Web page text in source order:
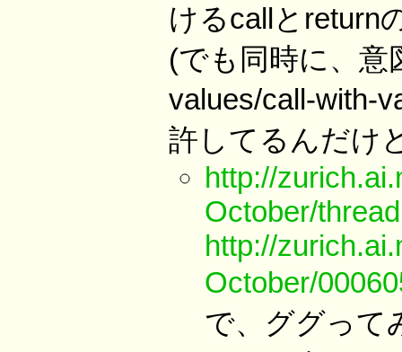
けるcallとreturn
(でも同時に、意
values/call-with-
許してるんだけ
http://
October/
http://
October/
で、ググって